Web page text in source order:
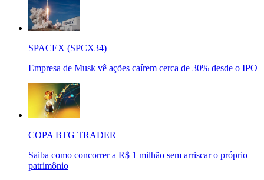
SPACEX (SPCX34)
Empresa de Musk vê ações caírem cerca de 30% desde o IPO
COPA BTG TRADER
Saiba como concorrer a R$ 1 milhão sem arriscar o próprio
patrimônio